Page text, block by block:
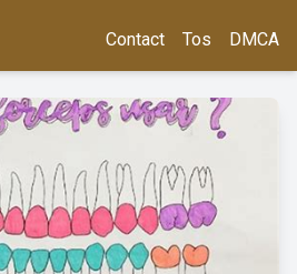
Contact Tos DMCA